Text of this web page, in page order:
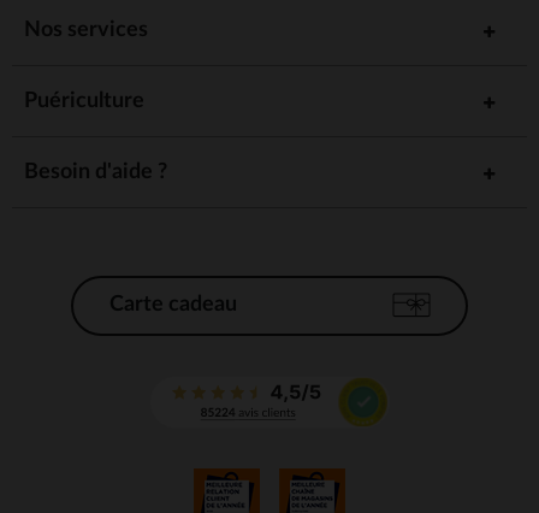
Nos services
Puériculture
Besoin d'aide ?
Carte cadeau